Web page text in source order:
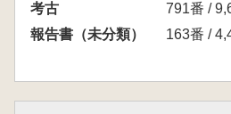
考古
791番 /
報告書（未分類）
163番 /